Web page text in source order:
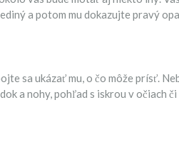
a potom mu dokazujte pravý
sa ukázať mu, o čo môže prísť.
a nohy, pohľad s iskrou v očiach